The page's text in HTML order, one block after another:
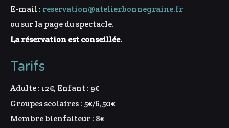
E-mail : reservation@atelierbonnegraine.fr
ou sur la page du spectacle.
La réservation est conseillée.
Tarifs
Adulte : 12€, Enfant : 9€
Groupes scolaires : 5€/6,50€
Membre bienfaiteur : 8€